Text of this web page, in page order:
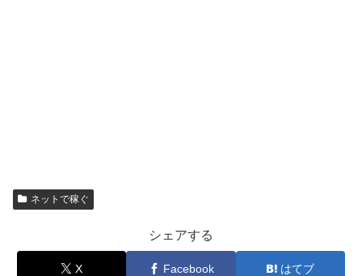
ネットで稼ぐ
シェアする
X Facebook はてブ